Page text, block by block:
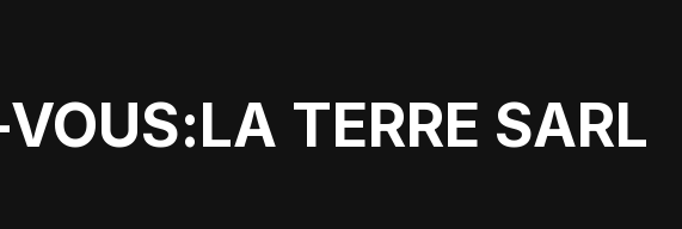
TERRE SARL